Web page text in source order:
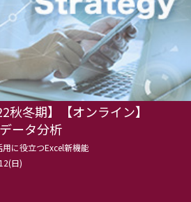
秋冬期】【オンライン】
ータ分析
に役立つExcel新機能
日)